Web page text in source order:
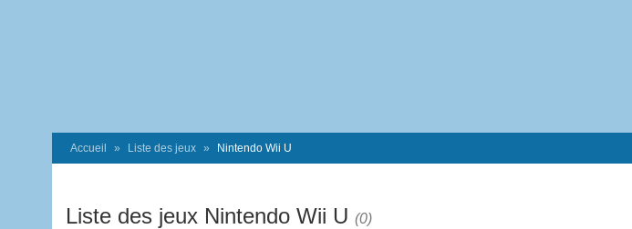
Accueil Liste des jeux Nintendo Wii U
Liste des jeux Nintendo Wii U (0)